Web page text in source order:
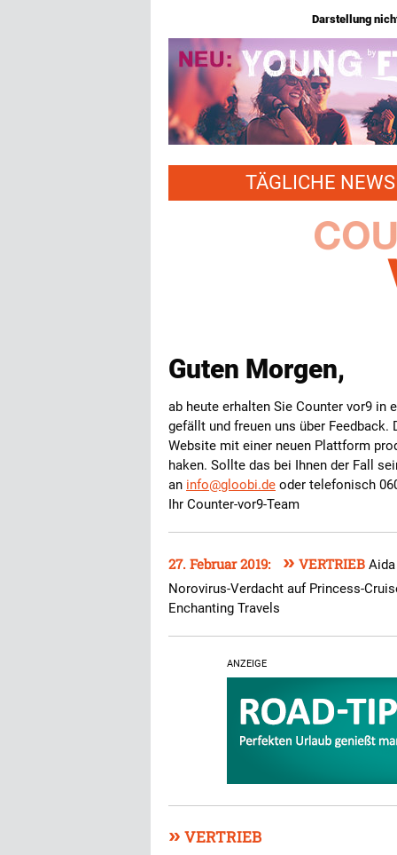
Darstellung
TÄGLICHE
Guten Morgen,
ab heute erhalten Sie Counter vor9 in
gefällt und freuen uns über
Website mit einer neuen Plattform
haken. Sollte das bei Ihnen der Fall
an info@gloobi.de oder telefonisch
Ihr Counter-vor9-Team
27. Februar 2019: » VERTRIEB
Norovirus-Verdacht auf Princess-
Enchanting Travels
ANZEIGE
» VERTRIEB